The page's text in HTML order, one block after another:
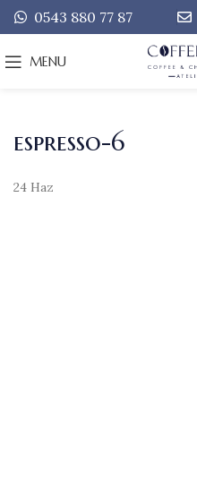
0543 880 77 87
MENU
espresso-6
24 Haz